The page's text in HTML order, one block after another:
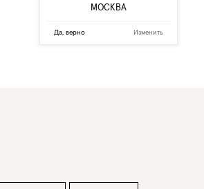
МОСКВА
Да, верно Изменить